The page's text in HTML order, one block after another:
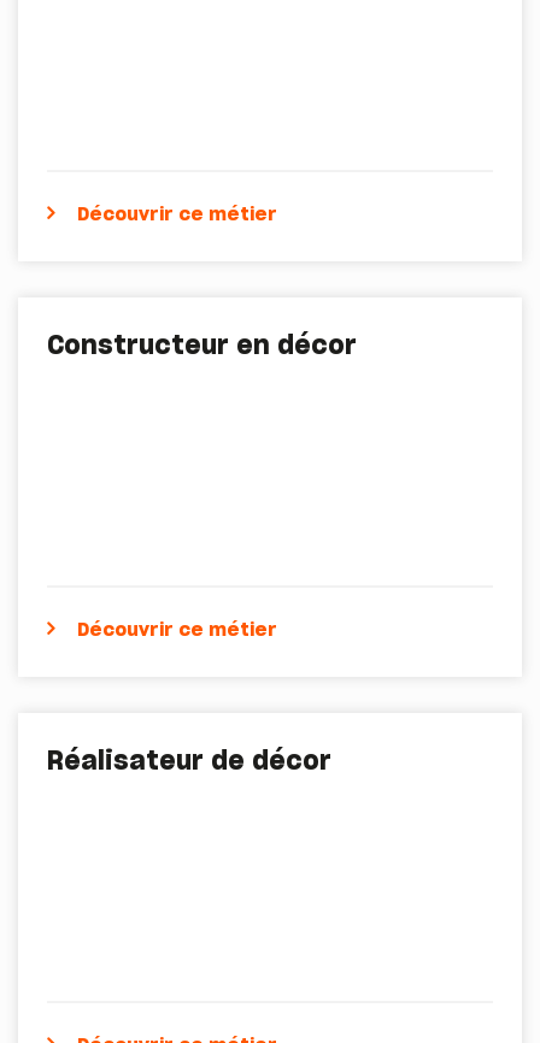
Découvrir ce métier
Constructeur en décor
Découvrir ce métier
Réalisateur de décor